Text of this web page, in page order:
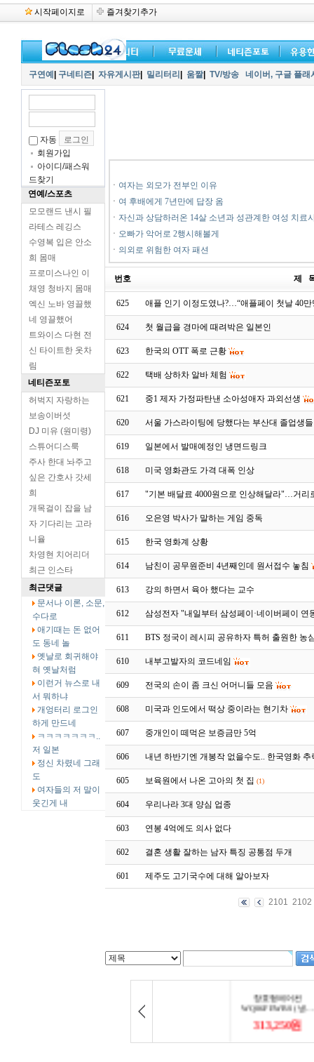
시작페이지로 즐겨찾기추가
구연예 구네티즌 자유게시판| 밀리터리 움짤| TV/방송 네이버, 구글 플
자동
회원가입
아이디/패스워
드찾기
연예/스포츠
모모랜드 낸시 필
라테스 레깅스
수영복 입은 안소
희 몸매
프로미스나인 이
채영 청바지 몸매
엑신 노바 영끌했
네 영끌했어
트와이스 다현 전
신 타이트한 옷차
림
네티즌포토
허벅지 자랑하는
보송이버섯
DJ 미유 (원미령)
스튜어디스룩
주사 한대 놔주고
싶은 간호사 갓세
희
개목걸이 잡을 남
자 기다리는 고라
니율
차영현 치어리더
최근 인스타
최근댓글
문서나 이론, 소문,
수다로
애기때는 돈 없어
도 동네 놀
옛날로 회귀해야
혀 옛날처럼
이런거 뉴스로 내
서 뭐하냐
개엉터리 로그인
하게 만드네
ㅋㅋㅋㅋㅋㅋㅋ..
저 일본
정신 차렸네 그래
도
여자들의 저 말이
웃긴게 내
ㆍ 여자는 외모가 전부인 이유
ㆍ 여 후배에게 7년만에 답장 옴
ㆍ 자신과 상담하러온 14살 소년과 성관계한 여성 치료
ㆍ 오빠가 악어로 2행시해볼게
ㆍ 의외로 위험한 여자 패션
번호 제
625 애플 인기 이정도였나?…“애플페이 첫날 40만
624 첫 월급을 경마에 때려박은 일본인
623 한국의 OTT 폭로 근황
622 택배 상하차 알바 체험
621 중1 제자 가정파탄낸 소아성애자 과외선생
620 서울 가스라이팅에 당했다는 부산대 졸업생들
619 일본에서 발매예정인 냉면드링크
618 미국 영화관도 가격 대폭 인상
617 "기본 배달료 4000원으로 인상해달라"…거리
616 오은영 박사가 말하는 게임 중독
615 한국 영화계 상황
614 남친이 공무원준비 4년째인데 원서접수 놓침
613 강의 하면서 육아 했다는 교수
612 삼성전자 "내일부터 삼성페이·네이버페이 연
611 BTS 정국이 레시피 공유하자 특허 출원한 농
610 내부고발자의 코드네임
609 전국의 손이 좀 크신 어머니들 모음
608 미국과 인도에서 떡상 중이라는 현기차
607 중개인이 떼먹은 보증금만 5억
606 내년 하반기엔 개봉작 없을수도.. 한국영화 추
605 보육원에서 나온 고아의 첫 집 (1)
604 우리나라 3대 양심 업종
603 연봉 4억에도 의사 없다
602 결혼 생활 잘하는 남자 특징 공통점 두개
601 제주도 고기국수에 대해 알아보자
2101 2102